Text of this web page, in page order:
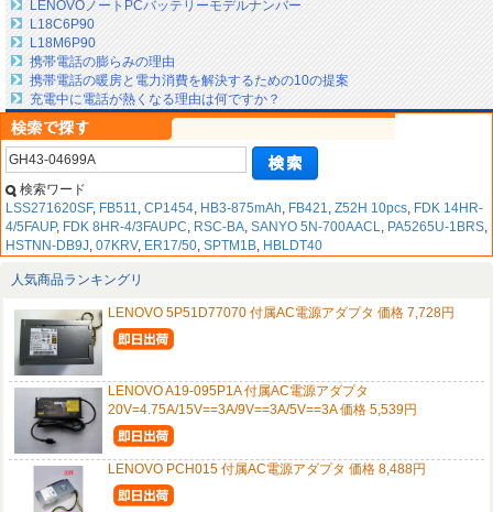
LENOVOノートPCバッテリーモデルナンバー
L18C6P90
L18M6P90
携帯電話の膨らみの理由
携帯電話の暖房と電力消費を解決するための10の提案
充電中に電話が熱くなる理由は何ですか？
検索ワード
LSS271620SF, FB511, CP1454, HB3-875mAh, FB421, Z52H 10pcs, FDK 14HR-
4/5FAUP, FDK 8HR-4/3FAUPC, RSC-BA, SANYO 5N-700AACL, PA5265U-1BRS,
HSTNN-DB9J, 07KRV, ER17/50, SPTM1B, HBLDT40
人気商品ランキングリ
LENOVO 5P51D77070 付属AC電源アダプタ 価格 7,728円
LENOVO A19-095P1A 付属AC電源アダプタ
20V=4.75A/15V==3A/9V==3A/5V==3A 価格 5,539円
LENOVO PCH015 付属AC電源アダプタ 価格 8,488円